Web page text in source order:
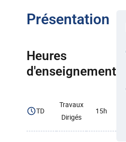
Présentation
Heures
d'enseignement
TD
Travaux
Dirigés
15h